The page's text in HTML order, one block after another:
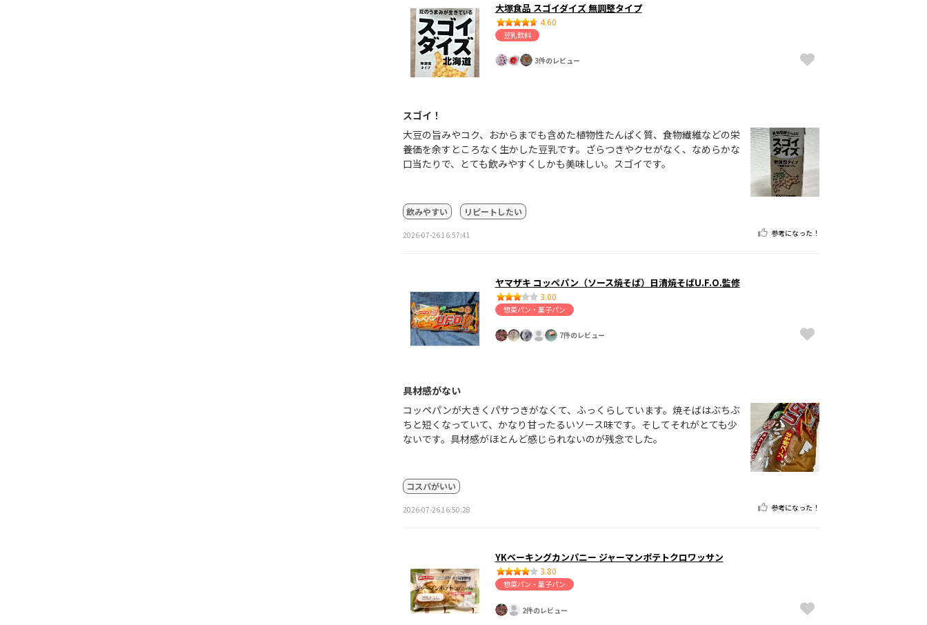
大塚食品 スゴイダイズ 無調整タイプ
4.60
豆乳飲料
3件のレビュー
スゴイ！
大豆の旨みやコク、おからまでも含めた植物性たんぱく質、食物繊維などの栄
養価を余すところなく生かした豆乳です。ざらつきやクセがなく、なめらかな
口当たりで、とても飲みやすくしかも美味しい。スゴイです。
飲みやすい リピートしたい
2026-07-26 16:57:41 参考になった！
ヤマザキ コッペパン（ソース焼そば）日清焼そばU.F.O.監修
3.00
惣菜パン・菓子パン
7件のレビュー
具材感がない
コッペパンが大きくパサつきがなくて、ふっくらしています。焼そばはぶちぶ
ちと短くなっていて、かなり甘ったるいソース味です。そしてそれがとても少
ないです。具材感がほとんど感じられないのが残念でした。
コスパがいい
2026-07-26 16:50:28 参考になった！
YKベーキングカンパニー ジャーマンポテトクロワッサン
3.80
惣菜パン・菓子パン
2件のレビュー